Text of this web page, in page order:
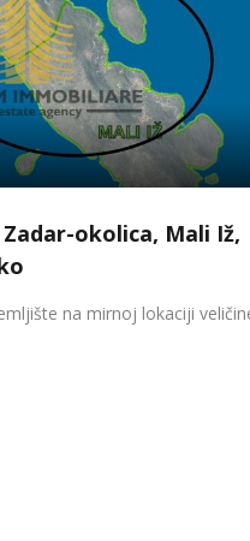
okolica, Mali Iž,
na mirnoj lokaciji